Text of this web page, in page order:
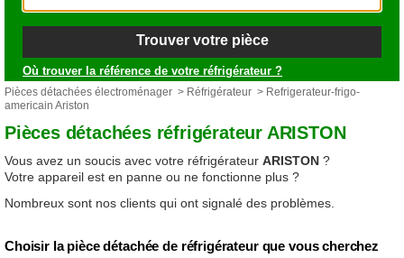
Trouver votre pièce
Où trouver la référence de votre réfrigérateur ?
Pièces détachées électroménager > Réfrigérateur > Refrigerateur-frigo-
americain Ariston
Pièces détachées réfrigérateur ARISTON
Vous avez un soucis avec votre réfrigérateur ARISTON ?
Votre appareil est en panne ou ne fonctionne plus ?
Nombreux sont nos clients qui ont signalé des problèmes.
Choisir la pièce détachée de réfrigérateur que vous cherchez